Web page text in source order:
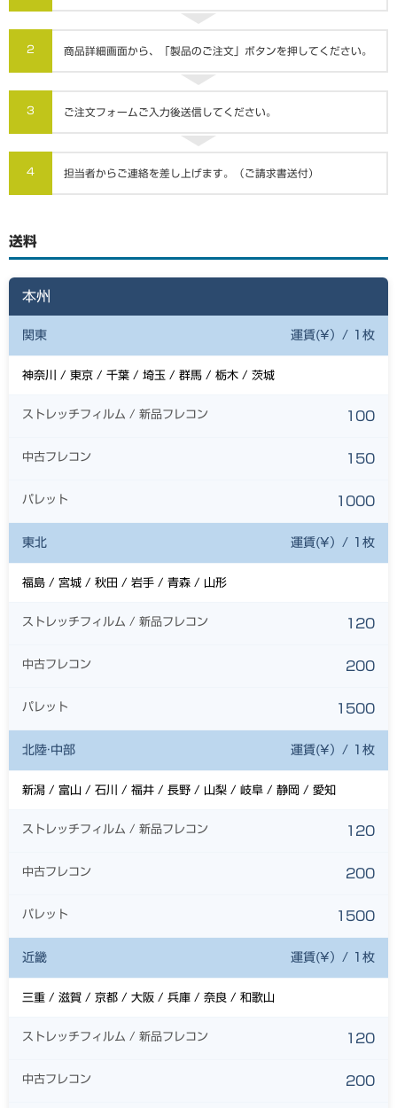
2 商品詳細画面から、「製品のご注文」ボタンを押してください。
3 ご注文フォームご入力後送信してください。
4 担当者からご連絡を差し上げます。（ご請求書送付）
送料
本州
関東 運賃(¥）/ 1枚
神奈川 / 東京 / 千葉 / 埼玉 / 群馬 / 栃木 / 茨城
ストレッチフィルム / 新品フレコン 100
中古フレコン 150
パレット 1000
東北 運賃(¥）/ 1枚
福島 / 宮城 / 秋田 / 岩手 / 青森 / 山形
ストレッチフィルム / 新品フレコン 120
中古フレコン 200
パレット 1500
北陸·中部 運賃(¥）/ 1枚
新潟 / 富山 / 石川 / 福井 / 長野 / 山梨 / 岐阜 / 静岡 / 愛知
ストレッチフィルム / 新品フレコン 120
中古フレコン 200
パレット 1500
近畿 運賃(¥）/ 1枚
三重 / 滋賀 / 京都 / 大阪 / 兵庫 / 奈良 / 和歌山
ストレッチフィルム / 新品フレコン 120
中古フレコン 200